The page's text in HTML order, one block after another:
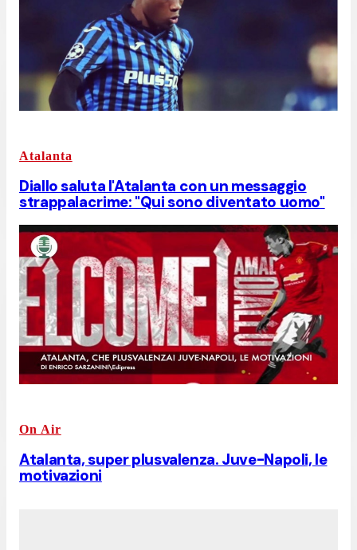
Atalanta
Diallo saluta l'Atalanta con un messaggio
strappalacrime: "Qui sono diventato uomo"
On Air
Atalanta, super plusvalenza. Juve-Napoli, le
motivazioni